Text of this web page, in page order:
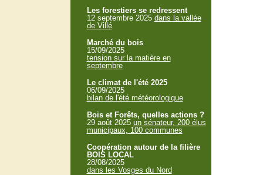
Les forestiers se redressent
12 septembre 2025 dans la vallée
de Villé
Marché du bois
15/09/2025
tension sur la matière en
septembre
Le climat de l'été 2025
06/09/2025
bilan de l'été météorologique
Bois et Forêts, quelles actions ?
29 août 2025 un sénateur, 200 élus
municipaux, 100 communes
Coopération autour de la filière
BOIS LOCAL
28/08/2025
dans les Vosges du Nord